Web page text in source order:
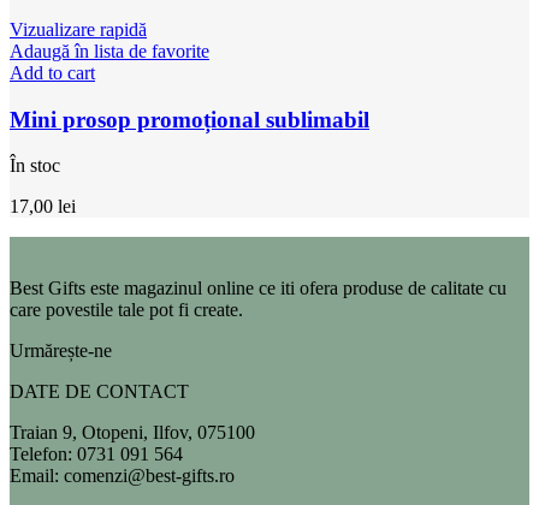
Vizualizare rapidă
Adaugă în lista de favorite
Add to cart
Mini prosop promoțional sublimabil
În stoc
17,00 lei
Best Gifts este magazinul online ce iti ofera produse de calitate cu
care povestile tale pot fi create.
Urmărește-ne
DATE DE CONTACT
Traian 9, Otopeni, Ilfov, 075100
Telefon: 0731 091 564
Email: comenzi@best-gifts.ro